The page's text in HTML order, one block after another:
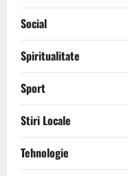
Social
Spiritualitate
Sport
Stiri Locale
Tehnologie